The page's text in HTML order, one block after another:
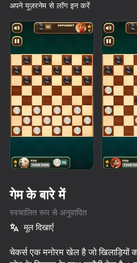
सभी मुफ्त। सभी आपके।
Call Metromen
Brainrot Evolution: Clicker
अपने यूज़रनेम से लॉग इन करें
गेम के बारे में
स्वचालित रूप से अनुवादित
मूल दिखाएँ
चेकर्स एक मनोरम खेल है जो खिलाड़ियों